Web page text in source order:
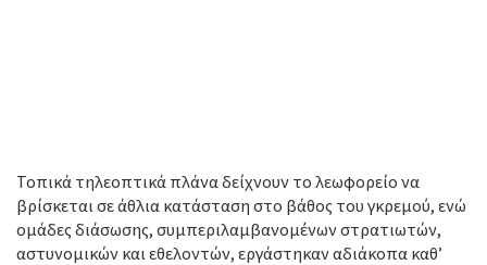
Τοπικά τηλεοπτικά πλάνα δείχνουν το λεωφορείο να
βρίσκεται σε άθλια κατάσταση στο βάθος του γκρεμού, ενώ
ομάδες διάσωσης, συμπεριλαμβανομένων στρατιωτών,
αστυνομικών και εθελοντών, εργάστηκαν αδιάκοπα καθ’